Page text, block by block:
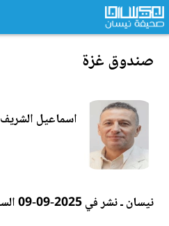
صندوق غزة
اسماعيل الشريف
نيسان ـ نشر في 2025-09-09 الساعة 13:53